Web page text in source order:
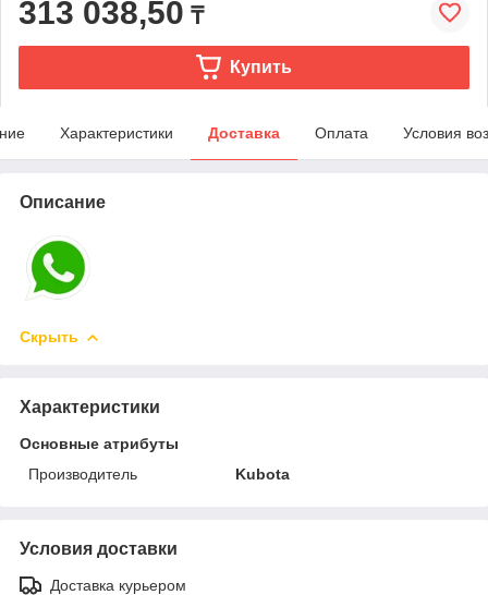
313 038,50 ₸
Купить
Характеристики Доставка Оплата Условия
Описание
Скрыть
Характеристики
Основные атрибуты
Производитель
Kubota
Условия доставки
Доставка курьером